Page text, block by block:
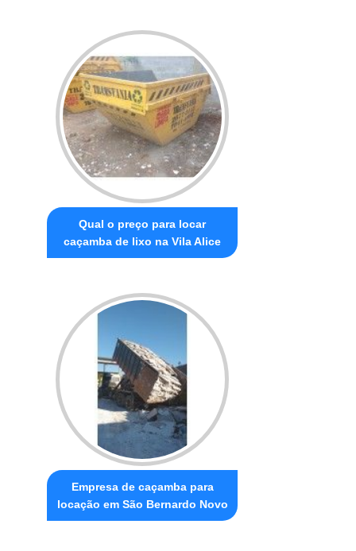
Qual o preço para locar
caçamba de lixo na Vila Alice
Empresa de caçamba para
locação em São Bernardo Novo